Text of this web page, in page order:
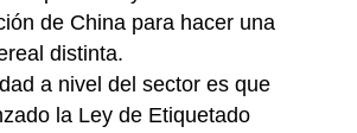
de China para hacer una
distinta.
a nivel del sector es que
la Ley de Etiquetado